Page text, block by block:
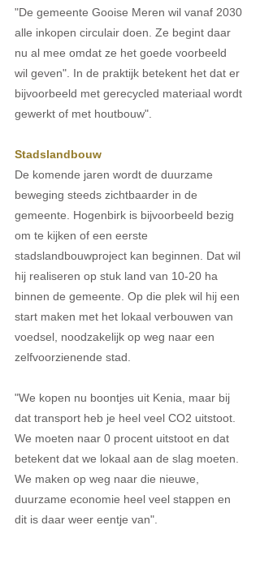
"De gemeente Gooise Meren wil vanaf 2030
alle inkopen circulair doen. Ze begint daar
nu al mee omdat ze het goede voorbeeld
wil geven". In de praktijk betekent het dat er
bijvoorbeeld met gerecycled materiaal wordt
gewerkt of met houtbouw".
Stadslandbouw
De komende jaren wordt de duurzame
beweging steeds zichtbaarder in de
gemeente. Hogenbirk is bijvoorbeeld bezig
om te kijken of een eerste
stadslandbouwproject kan beginnen. Dat wil
hij realiseren op stuk land van 10-20 ha
binnen de gemeente. Op die plek wil hij een
start maken met het lokaal verbouwen van
voedsel, noodzakelijk op weg naar een
zelfvoorzienende stad.
"We kopen nu boontjes uit Kenia, maar bij
dat transport heb je heel veel CO2 uitstoot.
We moeten naar 0 procent uitstoot en dat
betekent dat we lokaal aan de slag moeten.
We maken op weg naar die nieuwe,
duurzame economie heel veel stappen en
dit is daar weer eentje van".